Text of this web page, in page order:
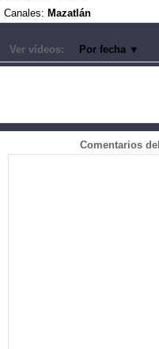
Canales: Mazatlán
Ver vídeos: Por fecha ▼
Comentarios